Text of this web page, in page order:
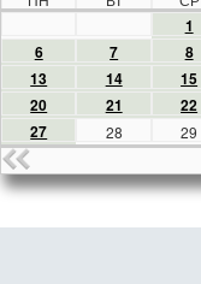
1
6
7 8
13 14 15
20 21 22
27
28 29